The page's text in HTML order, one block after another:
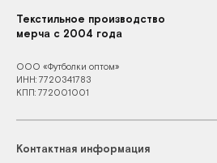
Текстильное производство
мерча с 2004 года
ООО «Футболки оптом»
ИНН: 7720341783
КПП: 772001001
Контактная информация